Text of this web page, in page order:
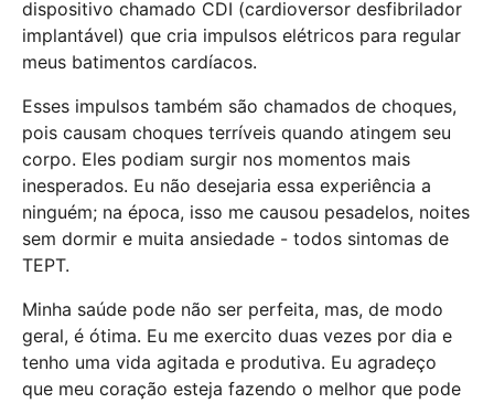
dispositivo chamado CDI (cardioversor desfibrilador
implantável) que cria impulsos elétricos para regular
meus batimentos cardíacos.
Esses impulsos também são chamados de choques,
pois causam choques terríveis quando atingem seu
corpo. Eles podiam surgir nos momentos mais
inesperados. Eu não desejaria essa experiência a
ninguém; na época, isso me causou pesadelos, noites
sem dormir e muita ansiedade - todos sintomas de
TEPT.
Minha saúde pode não ser perfeita, mas, de modo
geral, é ótima. Eu me exercito duas vezes por dia e
tenho uma vida agitada e produtiva. Eu agradeço
que meu coração esteja fazendo o melhor que pode